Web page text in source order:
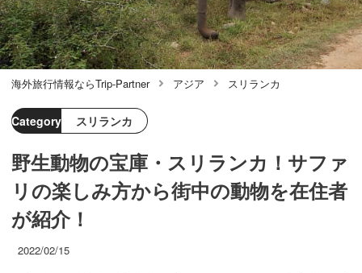
海外旅行情報ならTrip-Partner アジア スリランカ
Category スリランカ
野生動物の宝庫・スリランカ！サファ
リの楽しみ方から街中の動物を在住者
が紹介！
2022/02/15